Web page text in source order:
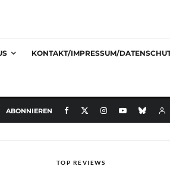
KONTAKT/IMPRESSUM/
ABONNIEREN
TOP REVIEWS